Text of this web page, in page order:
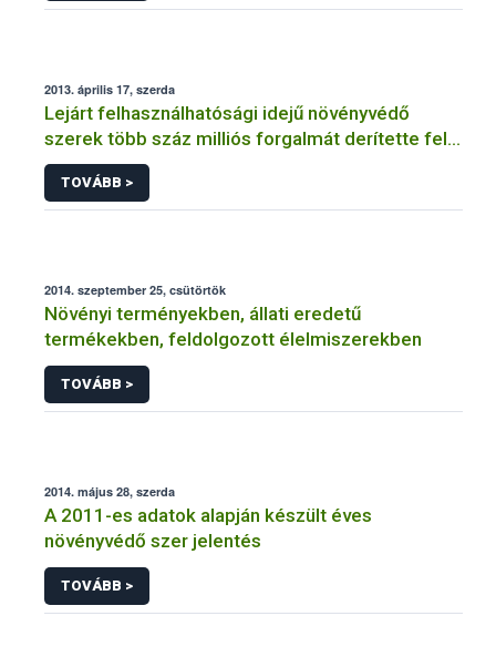
2013. április 17, szerda
Lejárt felhasználhatósági idejű növényvédő
szerek több száz milliós forgalmát derítette fel a
NÉBIH
TOVÁBB >
2014. szeptember 25, csütörtök
Növényi terményekben, állati eredetű
termékekben, feldolgozott élelmiszerekben
TOVÁBB >
2014. május 28, szerda
A 2011-es adatok alapján készült éves
növényvédő szer jelentés
TOVÁBB >